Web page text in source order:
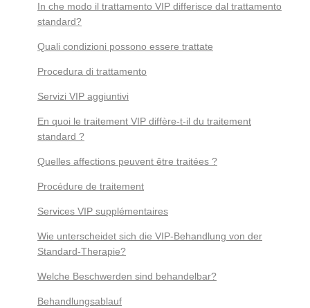
In che modo il trattamento VIP differisce dal trattamento
standard?
Quali condizioni possono essere trattate
Procedura di trattamento
Servizi VIP aggiuntivi
En quoi le traitement VIP diffère-t-il du traitement
standard ?
Quelles affections peuvent être traitées ?
Procédure de traitement
Services VIP supplémentaires
Wie unterscheidet sich die VIP-Behandlung von der
Standard-Therapie?
Welche Beschwerden sind behandelbar?
Behandlungsablauf